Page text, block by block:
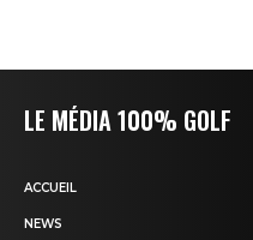
LE MÉDIA 100% GOLF
ACCUEIL
NEWS